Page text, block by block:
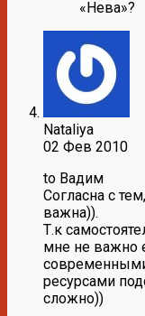
«Нева»?
Nataliya
02 Фев 2010
to Вадим
Согласна с
важна)).
Т.к
мне не важно
ресурсами
сложно))